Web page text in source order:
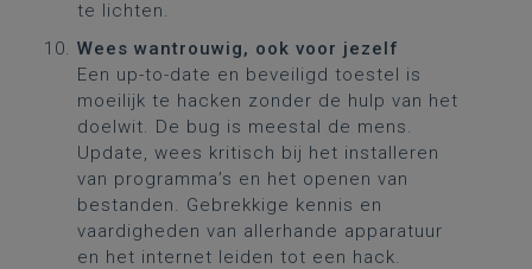
te lichten.
Wees wantrouwig, ook voor jezelf
Een up-to-date en beveiligd toestel is
moeilijk te hacken zonder de hulp van het
doelwit. De bug is meestal de mens.
Update, wees kritisch bij het installeren
van programma’s en het openen van
bestanden. Gebrekkige kennis en
vaardigheden van allerhande apparatuur
en het internet leiden tot een hack.